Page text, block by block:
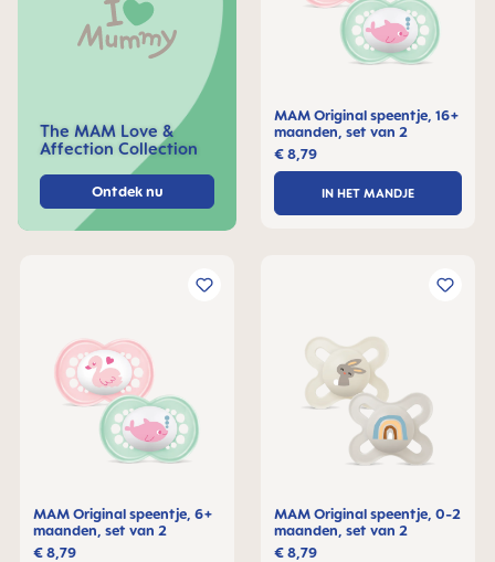
The MAM Love &
Affection Collection
Ontdek nu
MAM Original speentje, 16+
maanden, set van 2
€ 8,79
IN HET MANDJE
MAM Original speentje, 6+
maanden, set van 2
€ 8,79
MAM Original speentje, 0-2
maanden, set van 2
€ 8,79